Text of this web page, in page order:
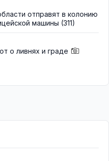
отправят в колонию
машины (311)
о ливнях и граде